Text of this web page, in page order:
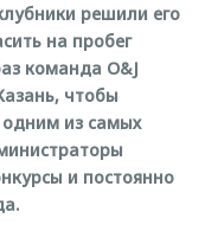
решили его
на пробег
команда O&J
чтобы
одним из самых
и постоянно